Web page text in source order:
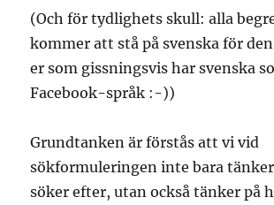
(Och för tydlighets skull: alla
kommer att stå på svenska för
er som gissningsvis har svenska
Facebook-språk :-))
Grundtanken är förstås att vi vid
sökformuleringen inte bara
söker efter, utan också tänker på